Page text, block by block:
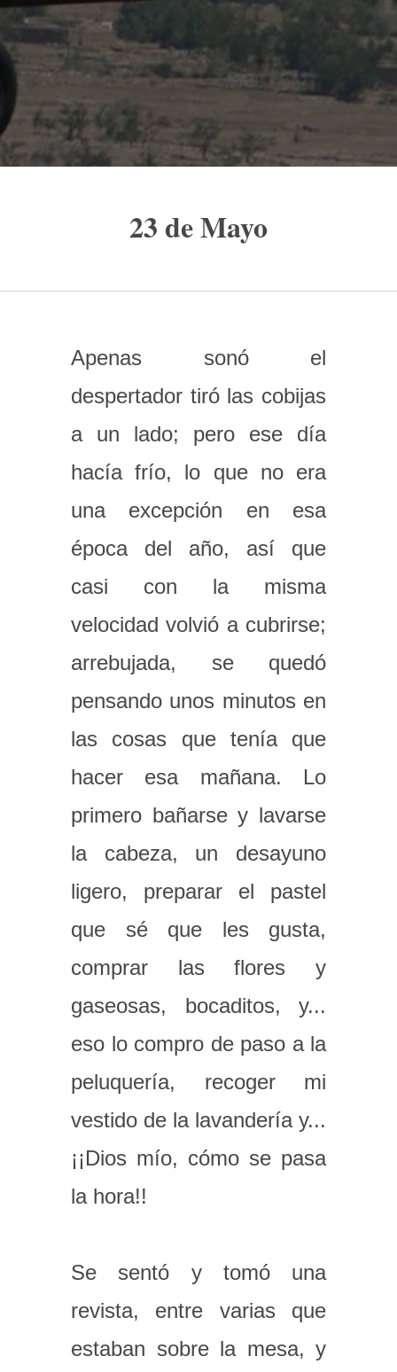
23 de Mayo
Apenas sonó el
despertador tiró las cobijas
a un lado; pero ese día
hacía frío, lo que no era
una excepción en esa
época del año, así que
casi con la misma
velocidad volvió a cubrirse;
arrebujada, se quedó
pensando unos minutos en
las cosas que tenía que
hacer esa mañana. Lo
primero bañarse y lavarse
la cabeza, un desayuno
ligero, preparar el pastel
que sé que les gusta,
comprar las flores y
gaseosas, bocaditos, y...
eso lo compro de paso a la
peluquería, recoger mi
vestido de la lavandería y...
¡¡Dios mío, cómo se pasa
la hora!!
Se sentó y tomó una
revista, entre varias que
estaban sobre la mesa, y